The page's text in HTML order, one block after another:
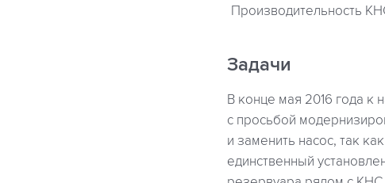
Производительность
Задачи
В конце мая 2016 года к
с просьбой
и заменить насос, так
единственный